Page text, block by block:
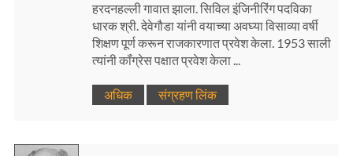
हरदनहल्ली गावात झाला. सिविल इंजिनीरिंग पदविका
धारक श्री. देवेगौडा यांनी वयाच्या अवघ्या विसाव्या वर्षी
शिक्षण पूर्ण करून राजकारणात प्रवेश केला. 1953 साली
त्यांनी कॉंग्रेस पक्षात प्रवेश केला ...
अधिक संग्रहण लिंक